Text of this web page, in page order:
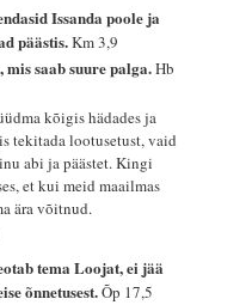
Issanda poole ja
päästis.Km 3,9
mis saab suure palga.Hb
kõigis hädades ja
tekitada lootusetust, vaid
abi ja päästet. Kingi
et kui meid maailmas
ära võitnud.
tema Loojat, ei jää
õnnetusest.Õp 17,5